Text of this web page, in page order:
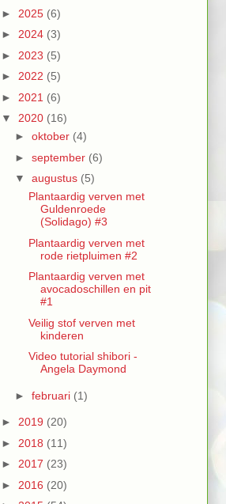
► 2025 (6)
► 2024 (3)
► 2023 (5)
► 2022 (5)
► 2021 (6)
▼ 2020 (16)
► oktober (4)
► september (6)
▼ augustus (5)
Plantaardig verven met
Guldenroede
(Solidago) #3
Plantaardig verven met
rode rietpluimen #2
Plantaardig verven met
avocadoschillen en pit
#1
Veilig stof verven met
kinderen
Video tutorial shibori -
Angela Daymond
► februari (1)
► 2019 (20)
► 2018 (11)
► 2017 (23)
► 2016 (20)